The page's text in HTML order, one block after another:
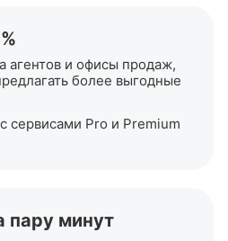
агентов и офисы продаж,
более выгодные
сервисами Pro и Premium
пару минут